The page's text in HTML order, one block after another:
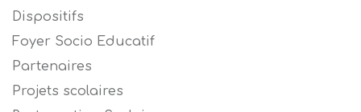
Dispositifs
Foyer Socio Educatif
Partenaires
Projets scolaires